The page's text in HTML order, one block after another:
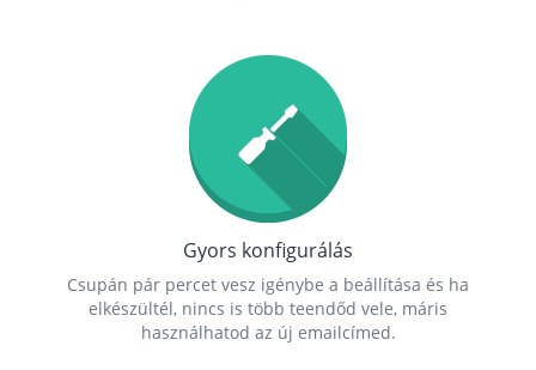
Gyors konfigurálás
Csupán pár percet vesz igénybe a beállítása és ha
elkészültél, nincs is több teendőd vele, máris
használhatod az új emailcímed.